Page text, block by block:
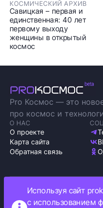
КОСМИЧЕСКИЙ АРХИВ
Савицкая – первая и
единственная: 40 лет
первому выходу
женщины в открытый
космос
Pro Космос — это
про космос и
О НАС
О проекте
Карта сайта
Обратная связь
Политика обработки
Используя сайт
с использованием